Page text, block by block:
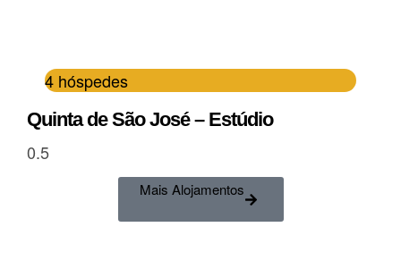
4 hóspedes
Quinta de São José – Estúdio
Mais Alojamentos